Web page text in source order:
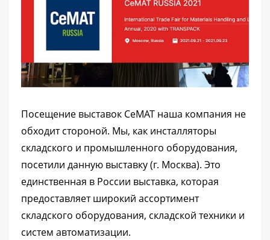
Посещение выставок CeMAT наша компания не
обходит стороной. Мы, как инсталляторы
складского и промышленного оборудования,
посетили данную выставку (г. Москва). Это
единственная в России выставка, которая
предоставляет широкий ассортимент
складского оборудования, складской техники и
систем автоматизации.